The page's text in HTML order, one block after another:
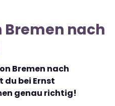
nach
Bremen nach
du bei Ernst
genau richtig!